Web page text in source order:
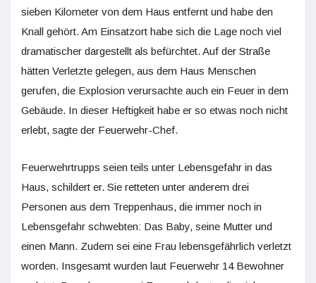
sieben Kilometer von dem Haus entfernt und habe den
Knall gehört. Am Einsatzort habe sich die Lage noch viel
dramatischer dargestellt als befürchtet. Auf der Straße
hätten Verletzte gelegen, aus dem Haus Menschen
gerufen, die Explosion verursachte auch ein Feuer in dem
Gebäude. In dieser Heftigkeit habe er so etwas noch nicht
erlebt, sagte der Feuerwehr-Chef.
Feuerwehrtrupps seien teils unter Lebensgefahr in das
Haus, schildert er. Sie retteten unter anderem drei
Personen aus dem Treppenhaus, die immer noch in
Lebensgefahr schwebten: Das Baby, seine Mutter und
einen Mann. Zudem sei eine Frau lebensgefährlich verletzt
worden. Insgesamt wurden laut Feuerwehr 14 Bewohner